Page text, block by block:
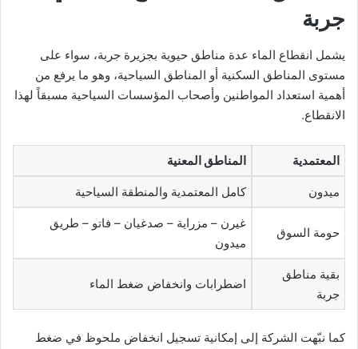
جربة
يشمل انقطاع الماء عدة مناطق حيوية بجزيرة جربة، سواء على
مستوى المناطق السكنية أو المناطق السياحية، وهو ما يرفع من
أهمية استعداد المواطنين وأصحاب المؤسسات السياحية مسبقاً لهذا
الانقطاع.
المعتمدية المناطق المعنية
ميدون كامل المعتمدية والمنطقة السياحية
حومة السوق
غيرن – مزراية – صدغيان – فاتو – طريق
ميدون
بقية مناطق
جربة
اضطرابات وانخفاض ضغط الماء
كما نبّهت الشركة إلى إمكانية تسجيل انخفاض ملحوظ في ضغط